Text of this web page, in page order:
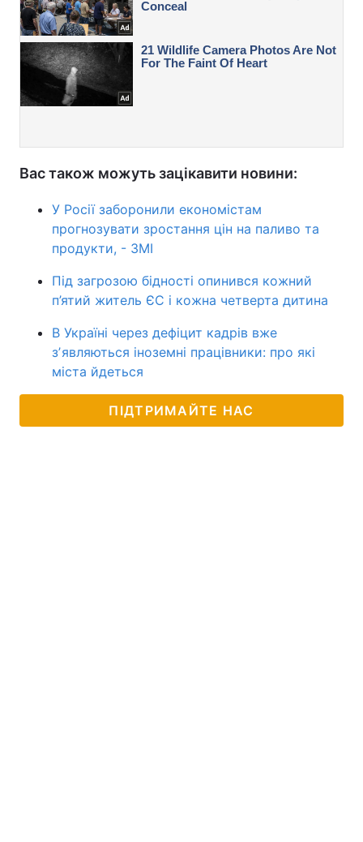
Вас також можуть зацікавити новини:
У Росії заборонили економістам
прогнозувати зростання цін на паливо та
продукти, - ЗМІ
Під загрозою бідності опинився кожний
п’ятий житель ЄС і кожна четверта дитина
В Україні через дефіцит кадрів вже
зʼявляються іноземні працівники: про які
міста йдеться
ПІДТРИМАЙТЕ НАС